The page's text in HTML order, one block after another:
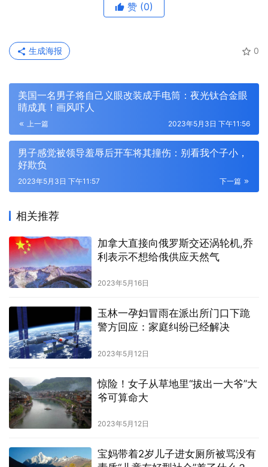
赞 (0)
0
生成海报
美国一名男子将自己义眼改装成手电筒：夜光钛合金眼
睛成真！画风吓人
上一篇 2023年5月3日 下午11:56
男子感觉被领导羞辱后开车将其撞伤：别看我个子小，
好欺负
下一篇
2023年5月3日 下午11:57
相关推荐
加拿大直接向俄罗斯交还涡轮机,乔
利表示不想给俄供应天然气
2023年5月16日
玉林一孕妇冒雨在派出所门口下跪
警方回应：家庭纠纷已经解决
2023年5月12日
惊险！女子从草地里“拔出一大爷”大
爷可算命大
2023年5月12日
宝妈带着2岁儿子进女厕所被骂没有